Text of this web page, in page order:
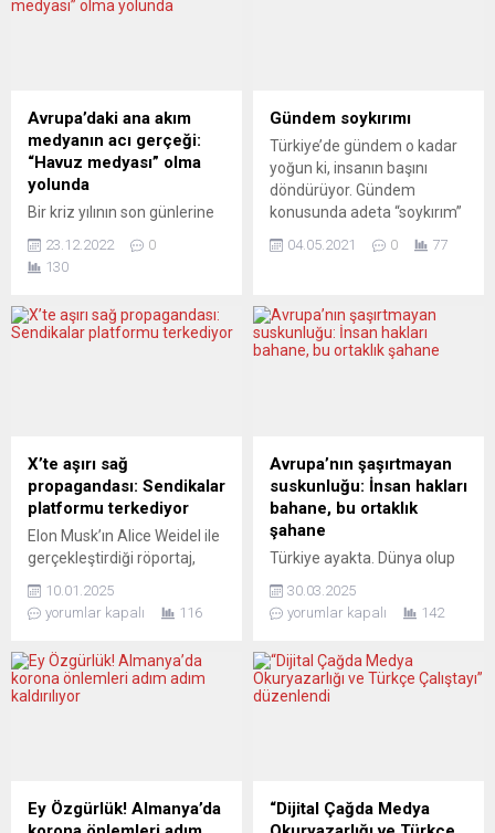
Avrupa’daki ana akım
medyanın acı gerçeği:
“Havuz medyası” olma
yolunda
Bir kriz yılının son günlerine
gelirken, insanlar sadece
Türkiye’de değil, Avrupa ve
özellikle Federal
bir krizin darbeleri altında
nefes almaya çalışıyor. Peki,
düşünülebilir. Ancak çok sık
örnekler verildi. Sınırsız
TV’deki programlarda, hep
şu vurgulandı:...
23.12.2022
0
130
Gündem soykırımı
Türkiye’de gündem o kadar
yoğun ki, insanın başını
döndürüyor. Gündem
konusunda adeta “soykırım”
yaşıyoruz… Belçika’da son iki
haftadır sadece iki konu
dünyanın cebelleştiği korona
pandemisi. İkinci gündem
Anvers kentinde bulunan
kâr amacı gütmeyen...
04.05.2021 0 77
X’te aşırı sağ
propagandası: Sendikalar
platformu terkediyor
Elon Musk’ın Alice Weidel ile
gerçekleştirdiği röportaj,
sert tepkisini çekti. Ver.di ve
GEW sendikaları, X
düşmanlık ve
dezenformasyonun
görüşlerin yayılmasına
zemin hazırladığını ve bu
10.01.2025
yorumlar kapalı
116
Avrupa’nın şaşırtmayan
suskunluğu: İnsan hakları
bahane, bu ortaklık
şahane
Türkiye ayakta. Dünya olup
Bugün, Avrupa’nın
demokrasi, insan hakları ve
izlediği “çifte standart
yüklenmiş” politikalara ve
Büyükşehir Belediye
Başkanı Ekrem
30.03.2025
yorumlar kapalı
142
Ey Özgürlük! Almanya’da
“Dijital Çağda Medya